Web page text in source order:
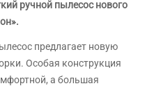
ручной пылесос нового
предлагает новую
Особая конструкция
а большая